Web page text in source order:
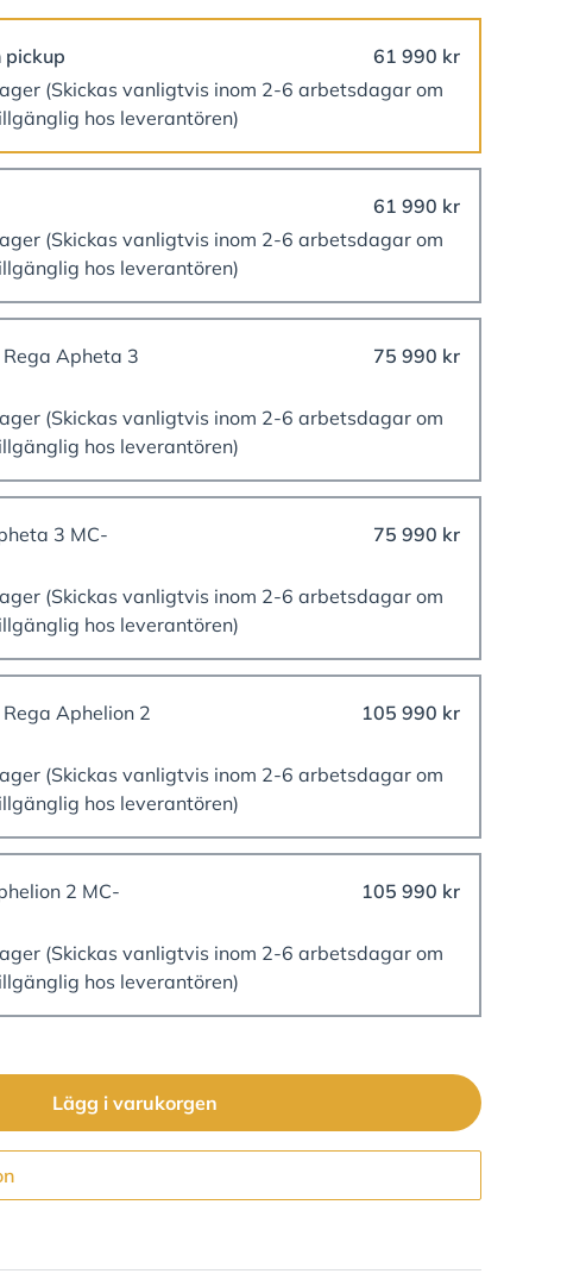
pickup
61 990 kr
(Skickas vanligtvis inom 2-6 arbetsdagar om
hos leverantören)
61 990 kr
(Skickas vanligtvis inom 2-6 arbetsdagar om
hos leverantören)
Apheta 3
75 990 kr
(Skickas vanligtvis inom 2-6 arbetsdagar om
hos leverantören)
3 MC-
75 990 kr
(Skickas vanligtvis inom 2-6 arbetsdagar om
hos leverantören)
Aphelion 2
105 990 kr
(Skickas vanligtvis inom 2-6 arbetsdagar om
hos leverantören)
2 MC-
105 990 kr
(Skickas vanligtvis inom 2-6 arbetsdagar om
hos leverantören)
Lägg i varukorgen